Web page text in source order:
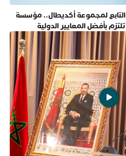
لمجموعة أكديطال.. مؤسسة
بأفضل المعايير الدولية